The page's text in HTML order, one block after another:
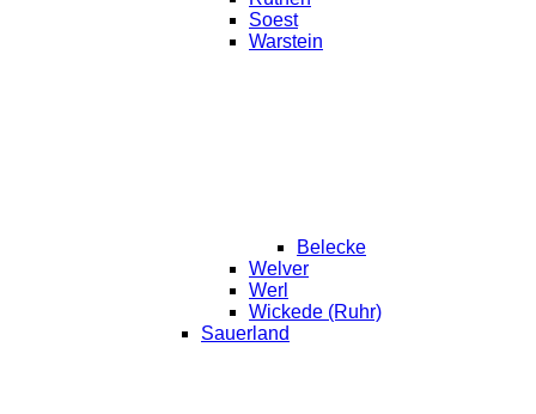
Soest
Warstein
Belecke
Welver
Werl
Wickede (Ruhr)
Sauerland